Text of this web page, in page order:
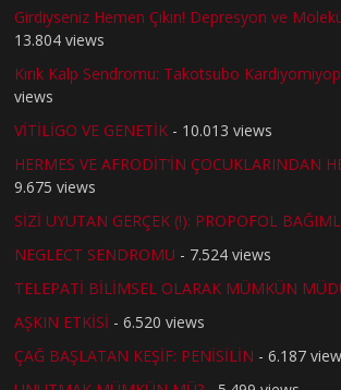
Girdiyseniz Hemen Çıkın! Depresyon ve
13.804 views
Kırık Kalp Sendromu: Takotsubo
views
VİTİLİGO VE GENETİK - 10.013 views
HERMES VE AFRODİT’İN ÇOCUKLARINDAN
9.675 views
SİZİ UYUTAN GERÇEK (!): PROPOFOL
NEGLECT SENDROMU - 7.524 views
TELEPATİ BİLİMSEL OLARAK MÜMKÜN
AŞKIN ETKİSİ - 6.520 views
ÇAĞ BAŞLATAN KEŞİF: PENİSİLİN - 6.187